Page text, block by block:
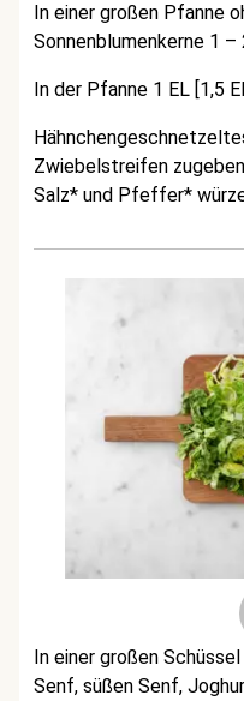
In einer großen Pfanne
Sonnenblumenkerne 1 –
In der Pfanne 1 EL [1,5
Zwiebelstreifen
Salz* und Pfeffer*
In einer großen
Senf, süßen Senf,